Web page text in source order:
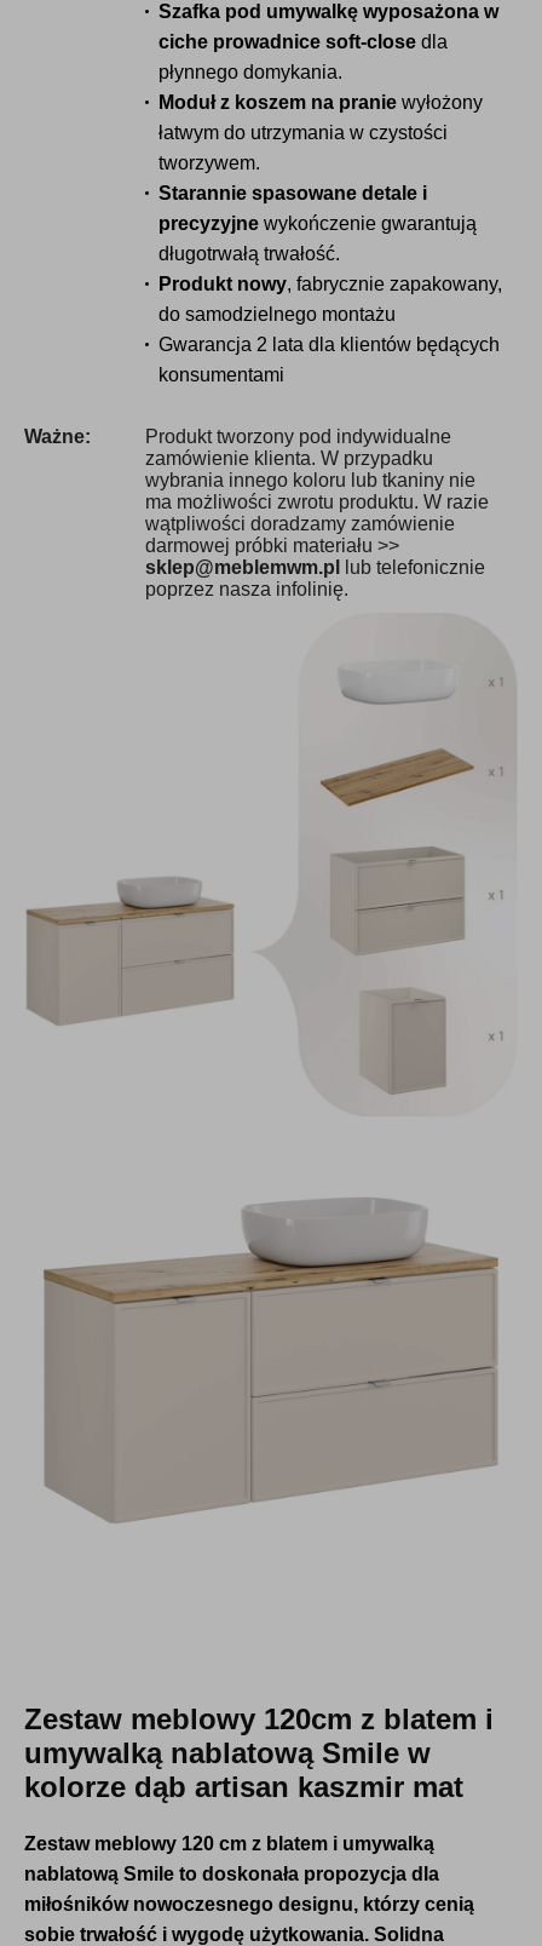
Szafka pod umywalkę wyposażona w
ciche prowadnice soft-close dla
płynnego domykania.
Moduł z koszem na pranie wyłożony
łatwym do utrzymania w czystości
tworzywem.
Starannie spasowane detale i
precyzyjne wykończenie gwarantują
długotrwałą trwałość.
Produkt nowy, fabrycznie zapakowany,
do samodzielnego montażu
Gwarancja 2 lata dla klientów będących
konsumentami
Ważne:
Produkt tworzony pod indywidualne
zamówienie klienta. W przypadku
wybrania innego koloru lub tkaniny nie
ma możliwości zwrotu produktu. W razie
wątpliwości doradzamy zamówienie
darmowej próbki materiału >>
sklep@meblemwm.pl
lub telefonicznie
poprzez nasza infolinię.
Zestaw meblowy 120cm z blatem i
umywalką nablatową Smile w
kolorze dąb artisan kaszmir mat
Zestaw meblowy 120 cm z blatem i umywalką
nablatową Smile to doskonała propozycja dla
miłośników nowoczesnego designu, którzy cenią
sobie trwałość i wygodę użytkowania. Solidna